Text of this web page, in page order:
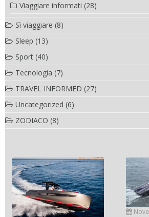
Viaggiare informati (28)
Sì viaggiare (8)
Sleep (13)
Sport (40)
Tecnologia (7)
TRAVEL INFORMED (27)
Uncategorized (6)
ZODIACO (8)